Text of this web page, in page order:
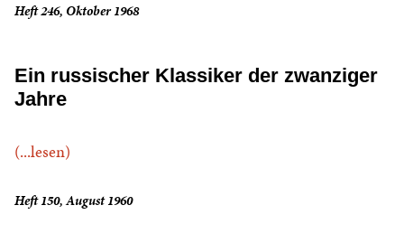
Heft 246, Oktober 1968
Ein russischer Klassiker der zwanziger
Jahre
(...lesen)
Heft 150, August 1960